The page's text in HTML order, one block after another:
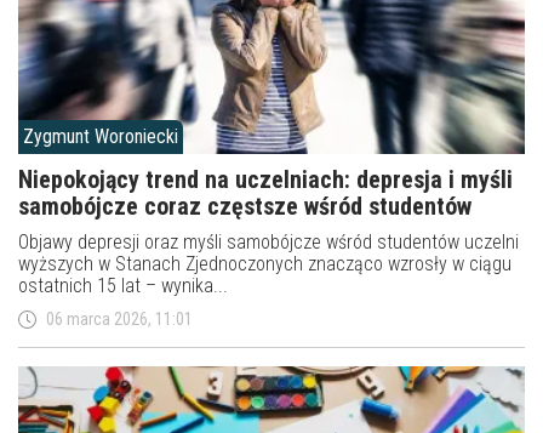
Zygmunt Woroniecki
Niepokojący trend na uczelniach: depresja i myśli
samobójcze coraz częstsze wśród studentów
Objawy depresji oraz myśli samobójcze wśród studentów uczelni
wyższych w Stanach Zjednoczonych znacząco wzrosły w ciągu
ostatnich 15 lat – wynika...
06 marca 2026, 11:01